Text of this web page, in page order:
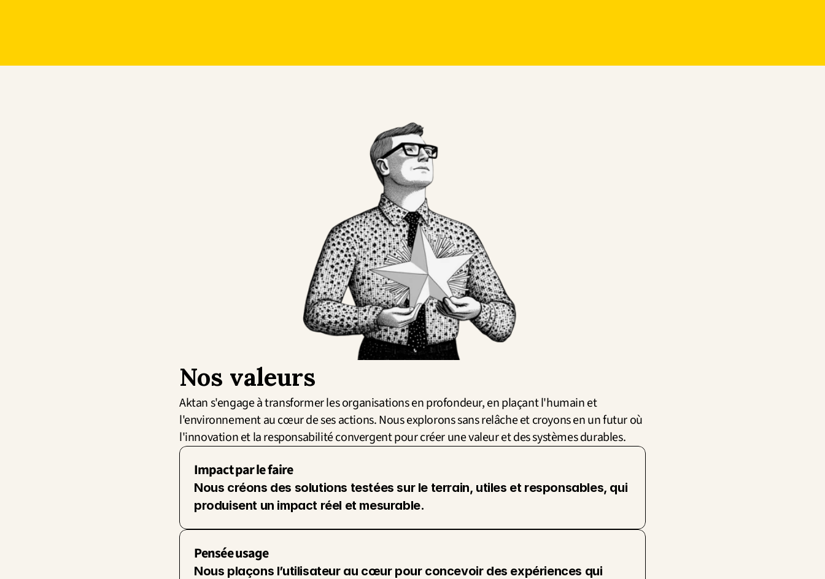
Nos valeurs
Aktan s'engage à transformer les organisations en profondeur, en plaçant l'humain et
l'environnement au cœur de ses actions. Nous explorons sans relâche et croyons en un futur où
l'innovation et la responsabilité convergent pour créer une valeur et des systèmes durables.
Impact par le faire
Nous créons des solutions testées sur le terrain, utiles et responsables, qui
produisent un impact réel et mesurable.
Pensée usage
Nous plaçons l’utilisateur au cœur pour concevoir des expériences qui